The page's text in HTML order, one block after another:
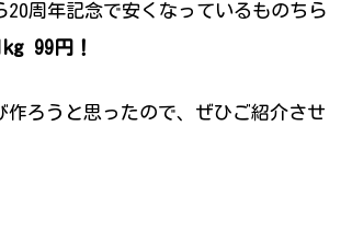
周年記念で安くなっているものちら
99円！
ろうと思ったので、ぜひご紹介させ